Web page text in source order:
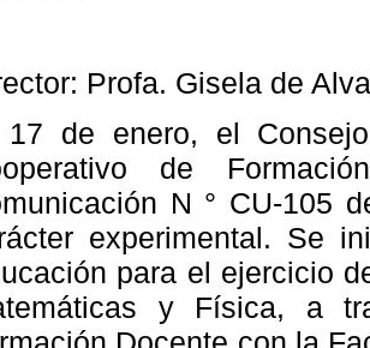
Profa. Gisela de
de enero, el
de
N ° CU-105
experimental. Se
para el ejercicio
y Física, a